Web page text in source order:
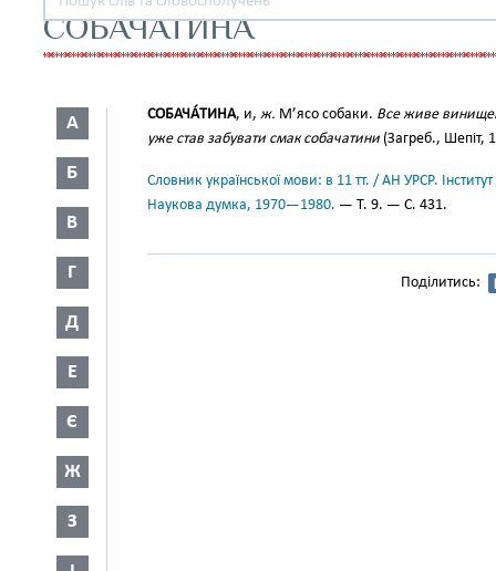
СОБАЧАТИНА
А
Б
В
Г
Д
Е
Є
Ж
З
СОБАЧА́ТИНА, и, ж. М’ясо собаки. Все живе
уже став забувати смак собачатини (Загреб., Шепіт,
Словник української мови: в 11 тт. / АН УРСР.
Наукова думка, 1970—1980. — Т. 9. — С. 431.
Поділитись: